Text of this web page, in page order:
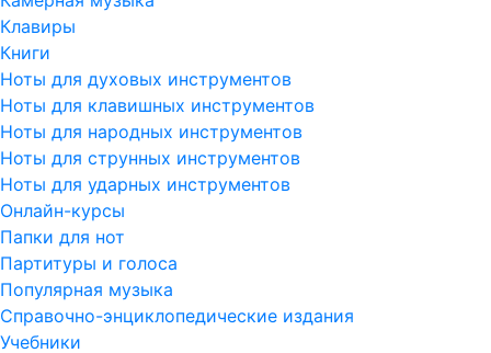
Клавиры
Книги
Ноты для духовых инструментов
Ноты для клавишных инструментов
Ноты для народных инструментов
Ноты для струнных инструментов
Ноты для ударных инструментов
Онлайн-курсы
Папки для нот
Партитуры и голоса
Популярная музыка
Справочно-энциклопедические издания
Учебники